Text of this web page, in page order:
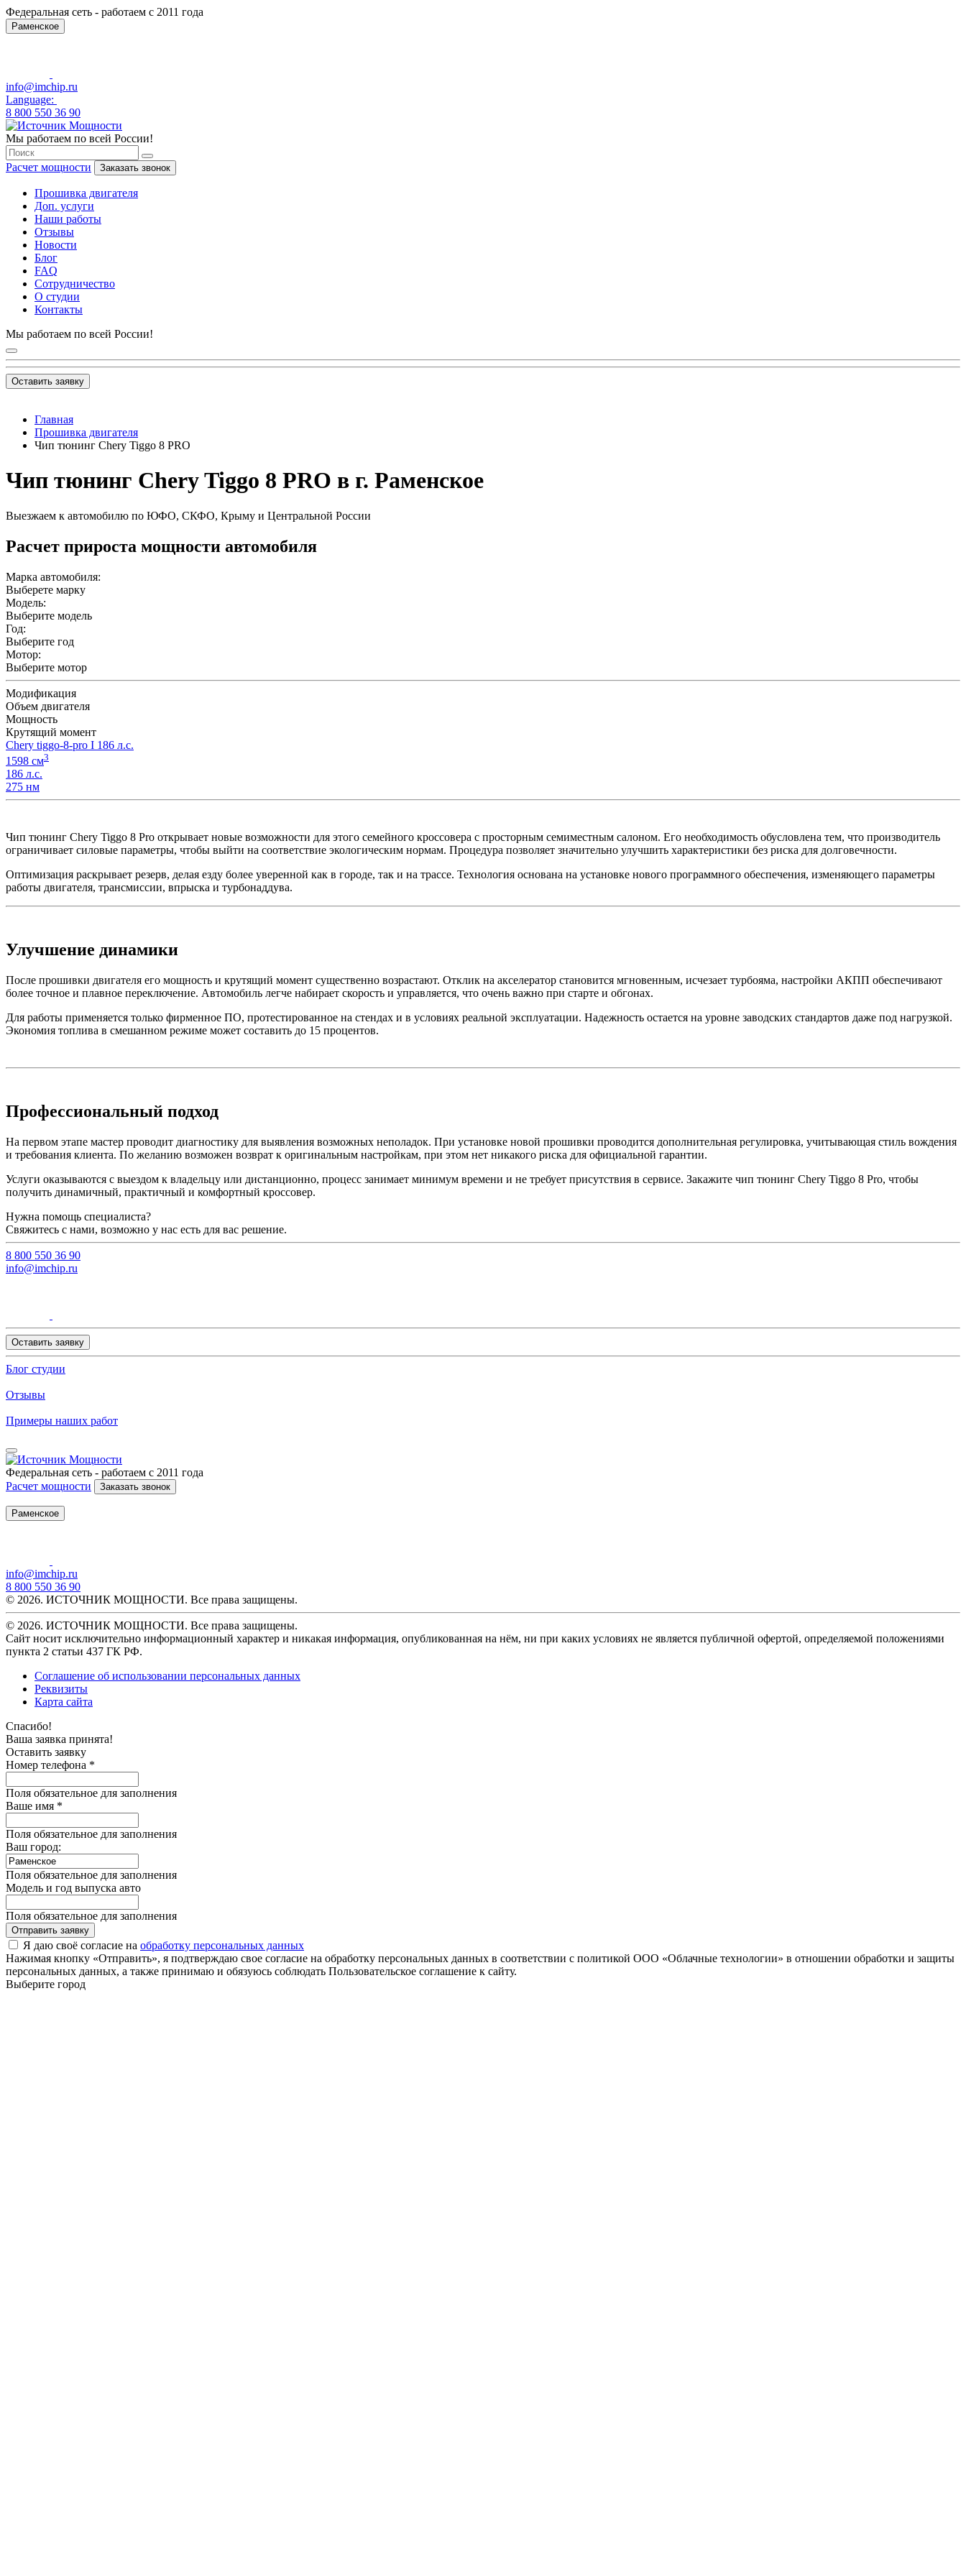
Федеральная сеть - работаем с 2011 года
Раменское
info@imchip.ru
Language:
8 800 550 36 90
Мы работаем по всей России!
Расчет мощности Заказать звонок
Прошивка двигателя
Доп. услуги
Наши работы
Отзывы
Новости
Блог
FAQ
Сотрудничество
О студии
Контакты
Мы работаем по всей России!
Оставить заявку
Главная
Прошивка двигателя
Чип тюнинг Chery Tiggo 8 PRO
Чип тюнинг Chery Tiggo 8 PRO в г. Раменское
Выезжаем к автомобилю по ЮФО, СКФО, Крыму и Центральной России
Расчет прироста мощности автомобиля
Марка автомобиля:
Выберете марку
Модель:
Выберите модель
Год:
Выберите год
Мотор:
Выберите мотор
Модификация
Объем двигателя
Мощность
Крутящий момент
Chery tiggo-8-pro I 186 л.с.
1598 см3
186 л.с.
275 нм
Чип тюнинг Chery Tiggo 8 Pro открывает новые возможности для этого семейного кроссовера с просторным семиместным салоном. Его необходимость обусловлена тем, что производитель
ограничивает силовые параметры, чтобы выйти на соответствие экологическим нормам. Процедура позволяет значительно улучшить характеристики без риска для долговечности.
Оптимизация раскрывает резерв, делая езду более уверенной как в городе, так и на трассе. Технология основана на установке нового программного обеспечения, изменяющего параметры
работы двигателя, трансмиссии, впрыска и турбонаддува.
Улучшение динамики
После прошивки двигателя его мощность и крутящий момент существенно возрастают. Отклик на акселератор становится мгновенным, исчезает турбояма, настройки АКПП обеспечивают
более точное и плавное переключение. Автомобиль легче набирает скорость и управляется, что очень важно при старте и обгонах.
Для работы применяется только фирменное ПО, протестированное на стендах и в условиях реальной эксплуатации. Надежность остается на уровне заводских стандартов даже под нагрузкой.
Экономия топлива в смешанном режиме может составить до 15 процентов.
Профессиональный подход
На первом этапе мастер проводит диагностику для выявления возможных неполадок. При установке новой прошивки проводится дополнительная регулировка, учитывающая стиль вождения
и требования клиента. По желанию возможен возврат к оригинальным настройкам, при этом нет никакого риска для официальной гарантии.
Услуги оказываются с выездом к владельцу или дистанционно, процесс занимает минимум времени и не требует присутствия в сервисе. Закажите чип тюнинг Chery Tiggo 8 Pro, чтобы
получить динамичный, практичный и комфортный кроссовер.
Нужна помощь специалиста?
Свяжитесь с нами, возможно у нас есть для вас решение.
8 800 550 36 90
info@imchip.ru
Оставить заявку
Блог студии
Отзывы
Примеры наших работ
Федеральная сеть - работаем с 2011 года
Расчет мощности
Заказать звонок
Раменское
info@imchip.ru
8 800 550 36 90
© 2026. ИСТОЧНИК МОЩНОСТИ. Все права защищены.
© 2026. ИСТОЧНИК МОЩНОСТИ. Все права защищены.
Сайт носит исключительно информационный характер и никакая информация, опубликованная на нём, ни при каких условиях не является публичной офертой, определяемой положениями
пункта 2 статьи 437 ГК РФ.
Соглашение об использовании персональных данных
Реквизиты
Карта сайта
Спасибо!
Ваша заявка принята!
Оставить заявку
Номер телефона *
Поля обязательное для заполнения
Ваше имя *
Поля обязательное для заполнения
Ваш город:
Поля обязательное для заполнения
Модель и год выпуска авто
Поля обязательное для заполнения
Отправить заявку
Я даю своё согласие на обработку персональных данных
Нажимая кнопку «Отправить», я подтверждаю свое согласие на обработку персональных данных в соответствии с политикой ООО «Облачные технологии» в отношении обработки и защиты
персональных данных, а также принимаю и обязуюсь соблюдать Пользовательское соглашение к сайту.
Выберите город